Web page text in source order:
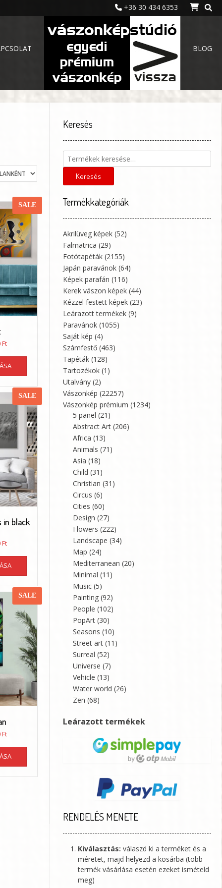
+36 30 434 6353
BLOG
SALE
FtÁrtartomány:
35600 Ft
Ennek
terméknek
több
variációja
van.
A
változatok
a
termékoldalon
választhatók
ki
SALE
in black
FtÁrtartomány:
36160 Ft
Ennek
terméknek
több
variációja
A
változatok
a
termékoldalon
választhatók
ki
SALE
FtÁrtartomány:
35600 Ft
Ennek
terméknek
több
Keresés
Keresés
a
következőre:
Keresés
Termékkategóriák
Akrilüveg képek (52)
Falmatrica (29)
Fotótapéták (2155)
Japán paravánok (64)
Képek parafán (116)
Kerek vászon képek (44)
Kézzel festett képek (23)
Leárazott termékek (9)
Paravánok (1055)
Saját kép (4)
Számfestő (463)
Tapéták (128)
Tartozékok (1)
Utalvány (2)
Vászonkép (22257)
Vászonkép prémium (1234)
5 panel (21)
Abstract Art (206)
Africa (13)
Animals (71)
Asia (18)
Child (31)
Christian (31)
Circus (6)
Cities (60)
Design (27)
Flowers (222)
Landscape (34)
Map (24)
Mediterranean (20)
Minimal (11)
Music (5)
Painting (92)
People (102)
PopArt (30)
Seasons (10)
Street art (11)
Surreal (52)
Universe (7)
Vehicle (13)
Water world (26)
Zen (68)
Leárazott termékek
RENDELÉS MENETE
Kiválasztás: válaszd ki a terméket és a
méretet, majd helyezd a kosárba (több
termék vásárlása esetén ezeket ismételd
meg)